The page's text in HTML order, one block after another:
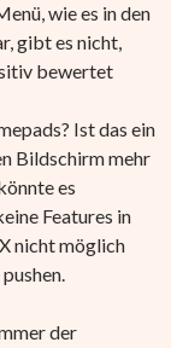
wie es in den
gibt es nicht,
bewertet
Ist das ein
Bildschirm mehr
es
Features in
nicht möglich
der